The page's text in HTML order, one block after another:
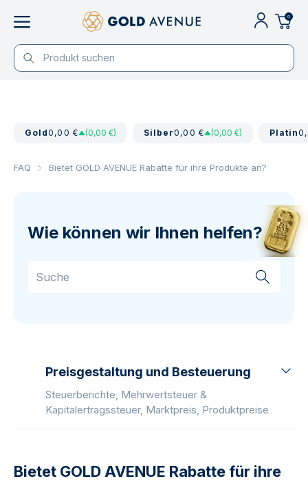
0
Gold0,00 € (0,00 €) Silber0,00 € (0,00 €) Platin
FAQ Bietet GOLD AVENUE Rabatte für ihre Produkte an?
Wie können wir Ihnen helfen?
Preisgestaltung und Besteuerung
Steuerberichte, Mehrwertsteuer &
Kapitalertragssteuer, Marktpreis, Produktpreise
Bietet GOLD AVENUE Rabatte für ihre